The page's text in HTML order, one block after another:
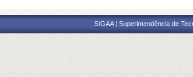
SIGAA | Superintendência de